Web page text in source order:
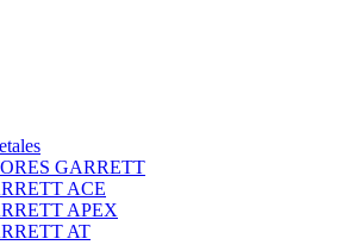
GARRETT
ACE
APEX
AT